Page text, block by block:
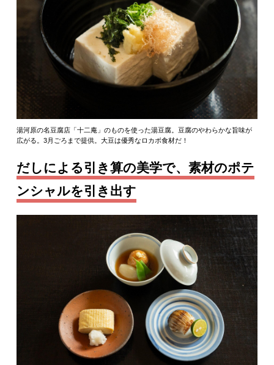
湯河原の名豆腐店「十二庵」のものを使った湯豆腐。豆腐のやわらかな旨味が
広がる。3月ごろまで提供。大豆は優秀なロカボ食材だ！
だしによる引き算の美学で、素材のポテ
ンシャルを引き出す